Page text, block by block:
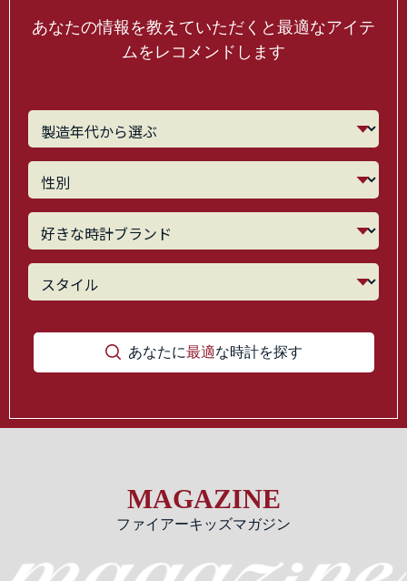
あなたの情報を教えていただくと最適なアイテ
ムをレコメンドします
あなたに最適な時計を探す
MAGAZINE
ファイアーキッズマガジン